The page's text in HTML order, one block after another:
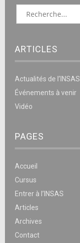
ARTICLES
Actualités de l’INSAS
Événements à venir
Vidéo
PAGES
Accueil
Cursus
Entrer à l’INSAS
Articles
Archives
Contact